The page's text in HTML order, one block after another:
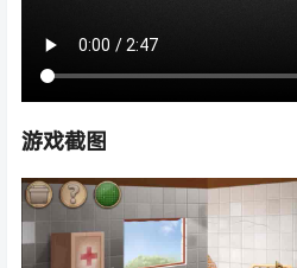
游戏截图